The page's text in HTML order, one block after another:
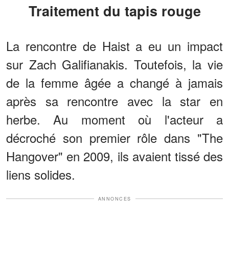
Traitement du tapis rouge
La rencontre de Haist a eu un impact
sur Zach Galifianakis. Toutefois, la vie
de la femme âgée a changé à jamais
après sa rencontre avec la star en
herbe. Au moment où l'acteur a
décroché son premier rôle dans "The
Hangover" en 2009, ils avaient tissé des
liens solides.
ANNONCES